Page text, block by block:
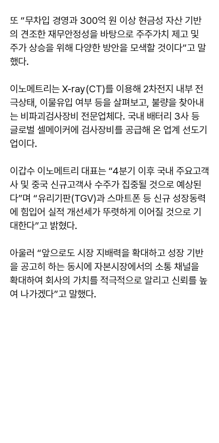
또 “무차입 경영과 300억 원 이상 현금성 자산 기반
의 견조한 재무안정성을 바탕으로 주주가치 제고 및
주가 상승을 위해 다양한 방안을 모색할 것이다”고 말
했다.
이노메트리는 X-ray(CT)를 이용해 2차전지 내부 전
극상태, 이물유입 여부 등을 살펴보고, 불량을 찾아내
는 비파괴검사장비 전문업체다. 국내 배터리 3사 등
글로벌 셀메이커에 검사장비를 공급해 온 업계 선도기
업이다.
이갑수 이노메트리 대표는 “4분기 이후 국내 주요고객
사 및 중국 신규고객사 수주가 집중될 것으로 예상된
다”며 “유리기판(TGV)과 스마트폰 등 신규 성장동력
에 힘입어 실적 개선세가 뚜렷하게 이어질 것으로 기
대한다”고 밝혔다.
아울러 “앞으로도 시장 지배력을 확대하고 성장 기반
을 공고히 하는 동시에 자본시장에서의 소통 채널을
확대하여 회사의 가치를 적극적으로 알리고 신뢰를 높
여 나가겠다”고 말했다.